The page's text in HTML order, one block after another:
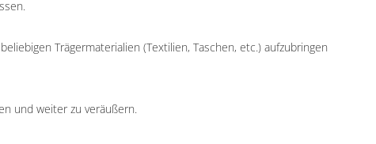
Trägermaterialien (Textilien, Taschen, etc.) aufzubringen
und weiter zu veräußern.